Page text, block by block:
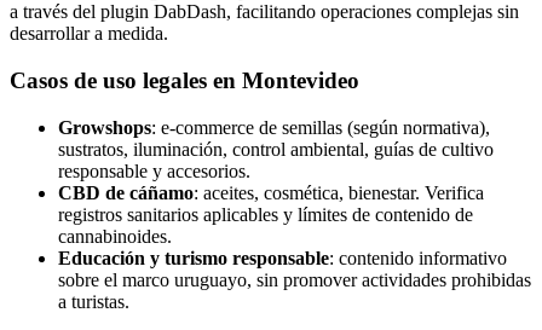
a través del plugin DabDash, facilitando operaciones complejas sin
desarrollar a medida.
Casos de uso legales en Montevideo
Growshops: e-commerce de semillas (según normativa),
sustratos, iluminación, control ambiental, guías de cultivo
responsable y accesorios.
CBD de cáñamo: aceites, cosmética, bienestar. Verifica
registros sanitarios aplicables y límites de contenido de
cannabinoides.
Educación y turismo responsable: contenido informativo
sobre el marco uruguayo, sin promover actividades prohibidas
a turistas.